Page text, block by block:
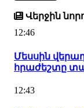
Վերջին
12:46
Մեսսին
հրաժեշտը
12:43